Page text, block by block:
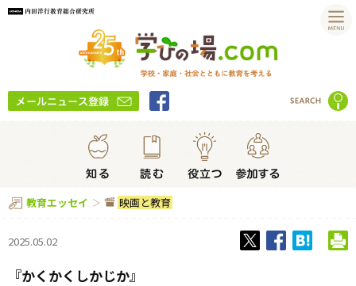
教育エッセイ 映画と教育
2025.05.02
『かくかくしかじか』